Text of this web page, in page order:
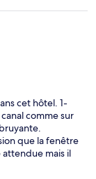
cet hôtel. 1-
comme sur
que la fenêtre
mais il
le faisons